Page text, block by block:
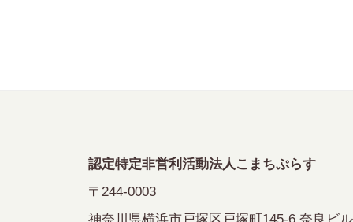
認定特定非営利活動法人こまちぷらす
〒244-0003